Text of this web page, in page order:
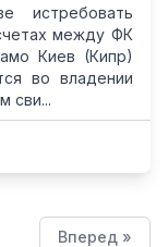
истребовать
между ФК
Киев (Кипр)
во владении
сви...
Вперед »